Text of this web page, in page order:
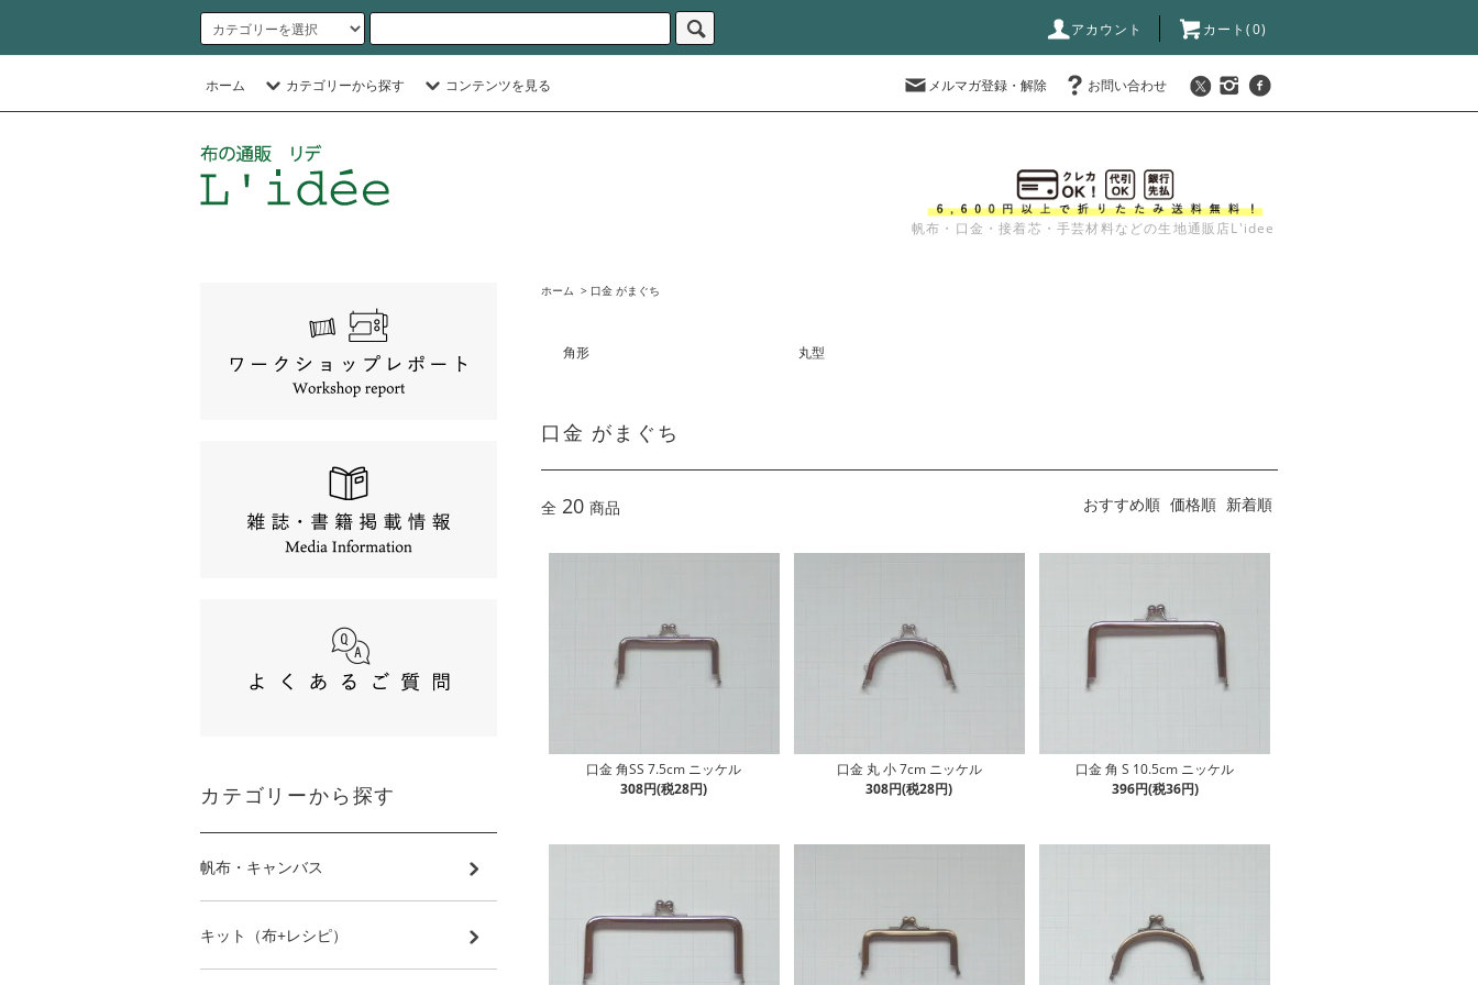
アカウント カート(0)
ホーム カテゴリーから探す コンテンツを見る メルマガ登録・解除 お問い合わせ
帆布・口金・接着芯・手芸材料などの生地通販店L'idee
ホーム > 口金 がまぐち
角形 丸型
口金 がまぐち
全 20 商品 おすすめ順 価格順 新着順
口金 角SS 7.5cm ニッケル
308円(税28円)
口金 丸 小 7cm ニッケル
308円(税28円)
口金 角 S 10.5cm ニッケル
396円(税36円)
カテゴリーから探す
帆布・キャンバス
キット（布+レシピ）